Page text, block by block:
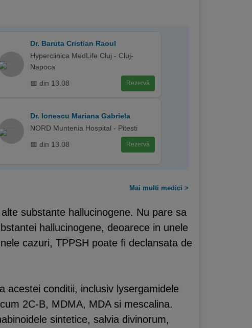
Dr. Baruta Cristian Raoul
Hyperclinica MedLife Cluj - Cluj-
Napoca
📅 din 13.08 Rezervă
Dr. Ionescu Mariana Gabriela
NORD Muntenia Hospital - Pitesti
📅 din 13.08 Rezervă
Mai multi medici >
substante hallucinogene. Nu pare sa
hallucinogene, deoarece in unele
cazuri, TPPSH poate fi declansata de
acestei conditii, inclusiv lysergamidele
2C-B, MDMA, MDA si mescalina.
sintetice, salvia divinorum,